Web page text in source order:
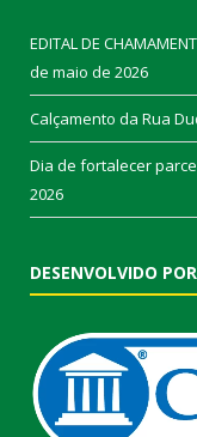
EDITAL DE
de maio de 2026
Calçamento da Rua
Dia de fortalecer
2026
DESENVOLVIDO